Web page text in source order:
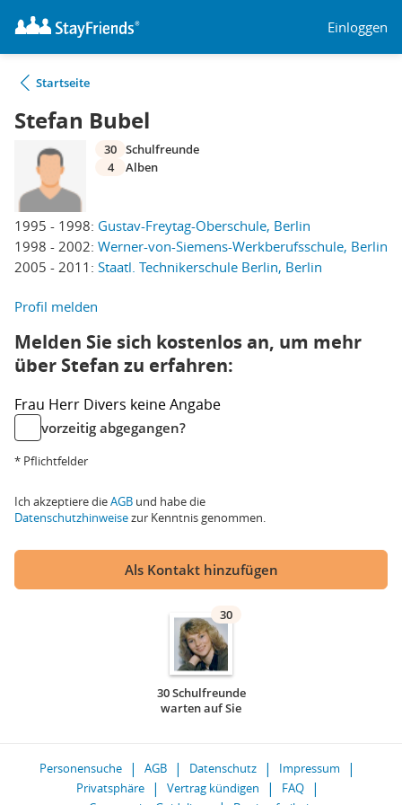
Einloggen
Startseite
Stefan Bubel
1995 - 1998: Gustav-Freytag-Oberschule, Berlin
1998 - 2002: Werner-von-Siemens-Werkberufsschule, Berlin
2005 - 2011: Staatl. Technikerschule Berlin, Berlin
30 Schulfreunde
4
Alben
Profil melden
Melden Sie sich kostenlos an, um mehr
über Stefan zu erfahren:
Frau Herr Divers keine Angabe
vorzeitig abgegangen?
* Pflichtfelder
Ich akzeptiere dieAGB und habe die
Datenschutzhinweisezur Kenntnis genommen.
Als Kontakt hinzufügen
30
30 Schulfreunde
warten auf Sie
Personensuche AGB Datenschutz
Impressum
Privatsphäre
Vertrag kündigen
FAQ